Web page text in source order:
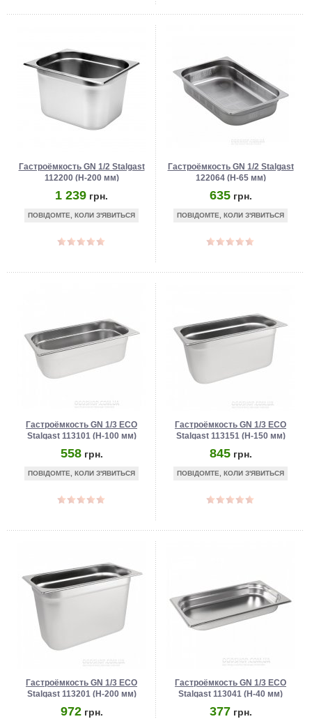
Гастроёмкость GN 1/2 Stalgast
112200 (Н-200 мм)
1 239 грн.
ПОВІДОМТЕ, КОЛИ З'ЯВИТЬСЯ
Гастроёмкость GN 1/2 Stalgast
122064 (Н-65 мм)
635 грн.
ПОВІДОМТЕ, КОЛИ З'ЯВИТЬСЯ
Гастроёмкость GN 1/3 ECO
Stalgast 113101 (Н-100 мм)
558 грн.
ПОВІДОМТЕ, КОЛИ З'ЯВИТЬСЯ
Гастроёмкость GN 1/3 ECO
Stalgast 113151 (Н-150 мм)
845 грн.
ПОВІДОМТЕ, КОЛИ З'ЯВИТЬСЯ
Гастроёмкость GN 1/3 ECO
Stalgast 113201 (Н-200 мм)
972 грн.
Гастроёмкость GN 1/3 ECO
Stalgast 113041 (Н-40 мм)
377 грн.